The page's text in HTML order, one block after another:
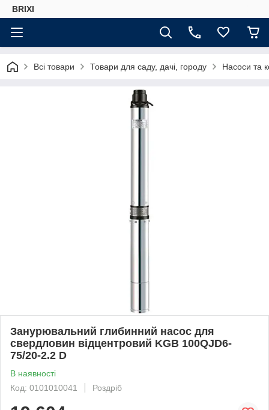
BRIXI
Всі товари Товари для саду, дачі, городу Насоси та
Занурювальний глибинний насос для
свердловин відцентровий KGB 100QJD6-
75/20-2.2 D
В наявності
Код: 0101010041
Роздріб